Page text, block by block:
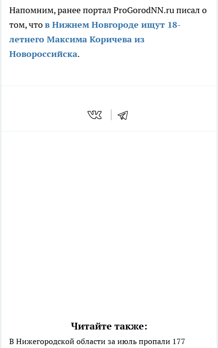
Напомним, ранее портал ProGorodNN.ru писал о
том, чтов Нижнем Новгороде ищут 18-
летнего Максима Коричева из
Новороссийска.
Читайте также:
В Нижегородской области за июль пропали 177